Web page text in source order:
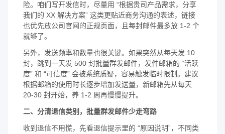
险。咱们写开发信时，尽量用 “根据贵司产品需求，分享
我们的 XX 解决方案” 这类更贴近商务沟通的表述，链接
也优先放公司官网的正规页面，且每封邮件最多放 1-2 个
就够了。
另外，发送频率和数量也很关键。如果突然从每天发 10
封，跳到一天发 500 封批量群发邮件，发件邮箱的 “活跃
度” 和 “可信度” 会被系统质疑，容易触发临时限制。建议
根据邮箱的使用时长逐步增加发送量，新邮箱先从每天
20-30 封开始，养 1-2 周再慢慢提升。
二、分清退信类别，批量群发邮件少走弯路
收到退信不用慌，先看退信提示里的 “原因说明”，不同类